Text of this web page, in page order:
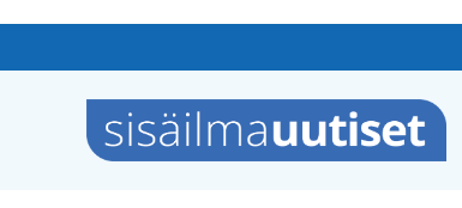
sisältöön